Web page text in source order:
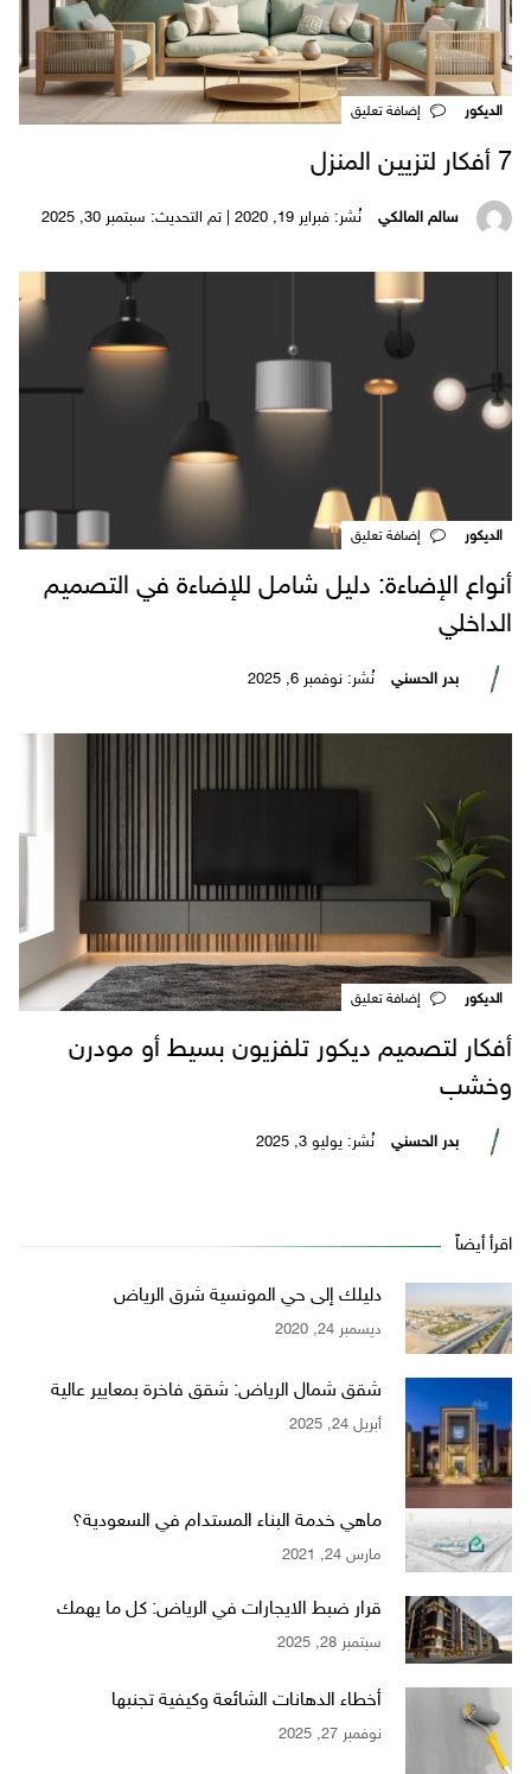
الديكور
7 أفكار لتزيين المنزل
سالم المالكي نُشر: فبراير 19, 2020 | تم التحديث: سبتمبر 30, 2025
الديكور
أنواع الإضاءة: دليل شامل للإضاءة في التصميم
الداخلي
بدر الحسني نُشر: نوفمبر 6, 2025
الديكور
أفكار لتصميم ديكور تلفزيون بسيط أو مودرن
وخشب
بدر الحسني نُشر: يوليو 3, 2025
اقرأ أيضاً
دليلك إلى حي المونسية شرق الرياض
ديسمبر 24, 2020
شقق شمال الرياض: شقق فاخرة بمعايير عالية
أبريل 24, 2025
ماهي خدمة البناء المستدام في السعودية؟
مارس 24, 2021
قرار ضبط الايجارات في الرياض: كل ما يهمك
سبتمبر 28, 2025
أخطاء الدهانات الشائعة وكيفية تجنبها
نوفمبر 27, 2025